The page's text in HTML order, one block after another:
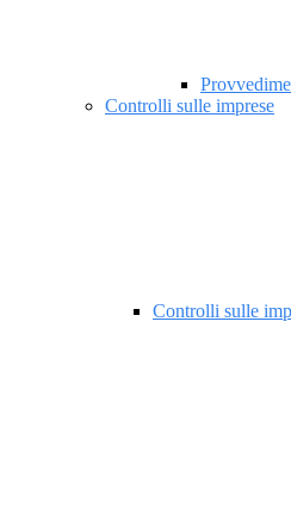
Controlli sulle imprese
Controlli sulle